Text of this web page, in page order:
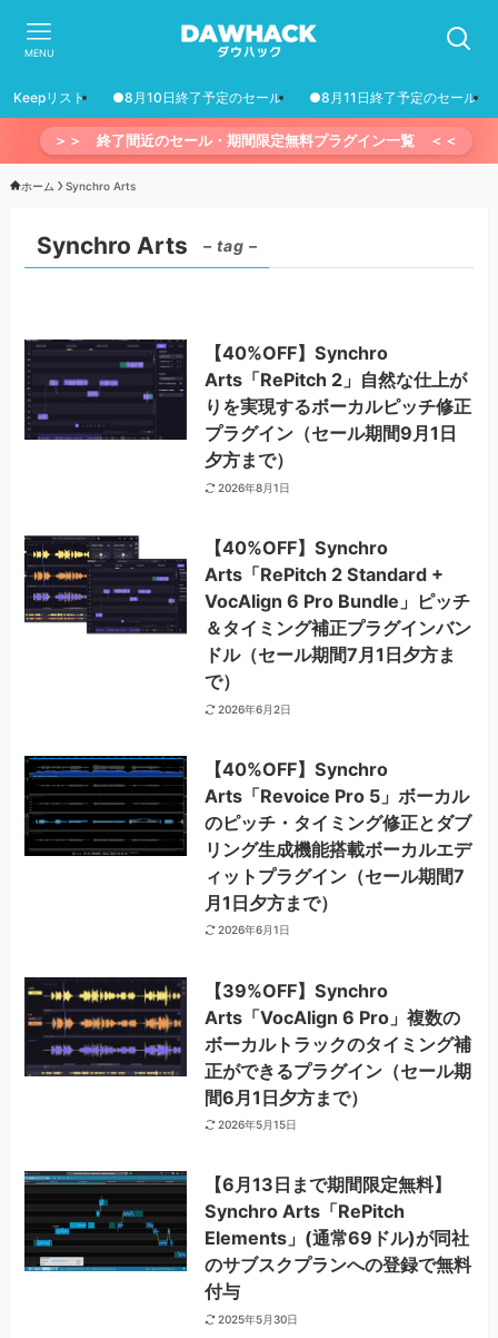
MENU
Keepリスト ●8月10日終了予定のセール ●8月11日終了予定のセール
＞＞ 終了間近のセール・期間限定無料プラグイン一覧 ＜＜
ホーム Synchro Arts
Synchro Arts – tag –
【40%OFF】Synchro
Arts「RePitch 2」自然な仕上が
りを実現するボーカルピッチ修正
プラグイン（セール期間9月1日
夕方まで）
2026年8月1日
【40%OFF】Synchro
Arts「RePitch 2 Standard +
VocAlign 6 Pro Bundle」ピッチ
＆タイミング補正プラグインバン
ドル（セール期間7月1日夕方ま
で）
2026年6月2日
【40%OFF】Synchro
Arts「Revoice Pro 5」ボーカル
のピッチ・タイミング修正とダブ
リング生成機能搭載ボーカルエデ
ィットプラグイン（セール期間7
月1日夕方まで）
2026年6月1日
【39%OFF】Synchro
Arts「VocAlign 6 Pro」複数の
ボーカルトラックのタイミング補
正ができるプラグイン（セール期
間6月1日夕方まで）
2026年5月15日
【6月13日まで期間限定無料】
Synchro Arts「RePitch
Elements」(通常69ドル)が同社
のサブスクプランへの登録で無料
付与
2025年5月30日